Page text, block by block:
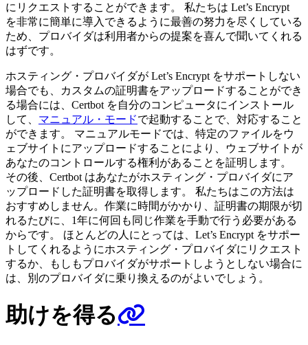
にリクエストすることができます。 私たちは Let’s Encrypt
を非常に簡単に導入できるように最善の努力を尽くしている
ため、プロバイダは利用者からの提案を喜んで聞いてくれる
はずです。
ホスティング・プロバイダが Let’s Encrypt をサポートしない
場合でも、カスタムの証明書をアップロードすることができ
る場合には、Certbot を自分のコンピュータにインストール
して、 マニュアル・モードで起動することで、対応すること
ができます。 マニュアルモードでは、特定のファイルをウ
ェブサイトにアップロードすることにより、ウェブサイトが
あなたのコントロールする権利があることを証明します。
その後、Certbot はあなたがホスティング・プロバイダにア
ップロードした証明書を取得します。 私たちはこの方法は
おすすめしません。作業に時間がかかり、証明書の期限が切
れるたびに、1年に何回も同じ作業を手動で行う必要がある
からです。 ほとんどの人にとっては、Let’s Encrypt をサポー
トしてくれるようにホスティング・プロバイダにリクエスト
するか、もしもプロバイダがサポートしようとしない場合に
は、別のプロバイダに乗り換えるのがよいでしょう。
助けを得る